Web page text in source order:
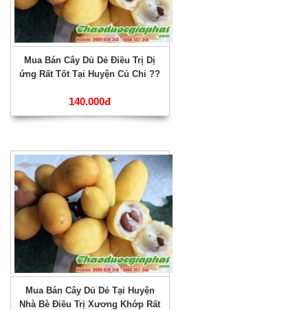
Mua Bán Cây Dủ Dẻ Điều Trị Dị
ứng Rất Tốt Tại Huyện Củ Chi ??
140.000đ
Mua Bán Cây Dủ Dẻ Tại Huyện
Nhà Bè Điều Trị Xương Khớp Rất